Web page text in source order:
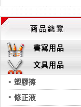
書寫用品
文具用品
塑膠擦
修正液